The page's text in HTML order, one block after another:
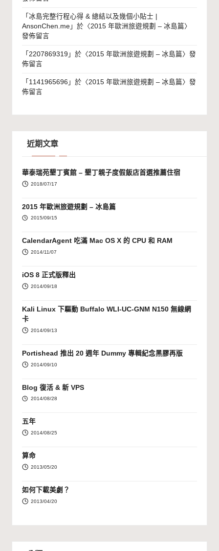
「 冰島完整行程心得 & 總結以及幾個小貼士 |
AnsonChen.me 」於〈2015 年歐洲旅遊規劃 – 冰島篇〉
發佈留言
「 2207869319 」於〈2015 年歐洲旅遊規劃 – 冰島篇〉發
佈留言
「 1141965696 」於〈2015 年歐洲旅遊規劃 – 冰島篇〉發
佈留言
近期文章
華泰瑞苑墾丁賓館 – 墾丁親子度假飯店首選推薦住宿
2018/07/17
2015 年歐洲旅遊規劃 – 冰島篇
2015/09/15
CalendarAgent 吃滿 Mac OS X 的 CPU 和 RAM
2014/11/07
iOS 8 正式版釋出
2014/09/18
Kali Linux 下驅動 Buffalo WLI-UC-GNM N150 無線網
卡
2014/09/13
Portishead 推出 20 週年 Dummy 專輯紀念黑膠再版
2014/09/10
Blog 復活 & 新 VPS
2014/08/28
五年
2014/08/25
算命
2013/05/20
如何下載美劇？
2013/04/20